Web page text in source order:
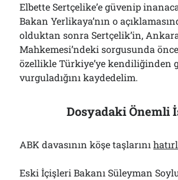
Elbette Sertçelike’e güvenip
Bakan Yerlikaya’nın o
olduktan sonra Sertçelik’in, Ankara
Mahkemesi’ndeki sorgusunda
özellikle Türkiye’ye kendiliğinden
vurguladığını kaydedelim.
Dosyadaki Önemli
ABK davasının köşe taşlarını
Eski İçişleri Bakanı Süleyman